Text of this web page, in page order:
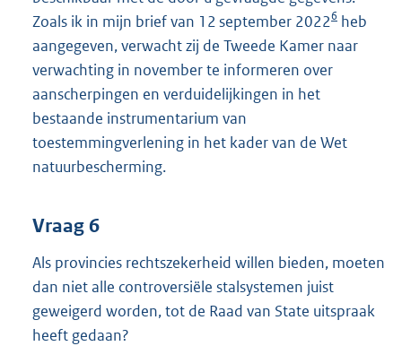
Zoals ik in mijn brief van 12 september 20226 heb
aangegeven, verwacht zij de Tweede Kamer naar
verwachting in november te informeren over
aanscherpingen en verduidelijkingen in het
bestaande instrumentarium van
toestemmingverlening in het kader van de Wet
natuurbescherming.
Vraag 6
Als provincies rechtszekerheid willen bieden, moeten
dan niet alle controversiële stalsystemen juist
geweigerd worden, tot de Raad van State uitspraak
heeft gedaan?